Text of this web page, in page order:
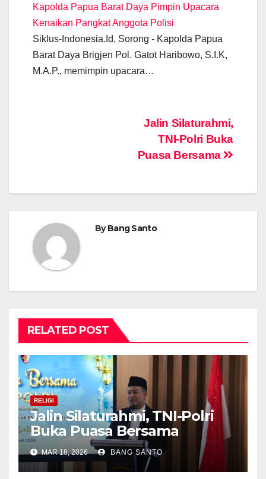
Kapolda Papua Barat Daya Pimpin Upacara
Kenaikan Pangkat Anggota Polisi
Siklus-Indonesia.Id, Sorong - Kapolda Papua
Barat Daya Brigjen Pol. Gatot Haribowo, S.I.K,
M.A.P., memimpin upacara…
Jalin Silaturahmi,
TNI-Polri Buka
Puasa Bersama
ByBang Santo
RELATED POST
RELIGI
Jalin Silaturahmi, TNI-Polri
Buka Puasa Bersama
MAR 18, 2026 BANG SANTO